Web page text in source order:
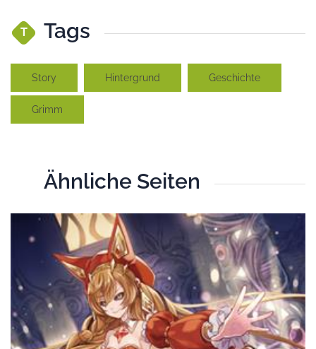
T Tags
Story Hintergrund Geschichte
Grimm
Ähnliche Seiten